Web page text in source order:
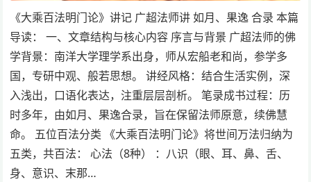
《大乘百法明门论》讲记 广超法师讲 如月、果逸 合录 本篇
导读： 一、文章结构与核心内容 序言与背景 广超法师的佛
学背景：南洋大学理学系出身，师从宏船老和尚，参学多
国，专研中观、般若思想。 讲经风格：结合生活实例，深
入浅出，口语化表达，注重层层剖析。 笔录成书过程：历
时多年，由如月、果逸合录，旨在保留法师原意，续佛慧
命。 五位百法分类 《大乘百法明门论》将世间万法归纳为
五类，共百法： 心法（8种） ：八识（眼、耳、鼻、舌、
身、意识、末那…